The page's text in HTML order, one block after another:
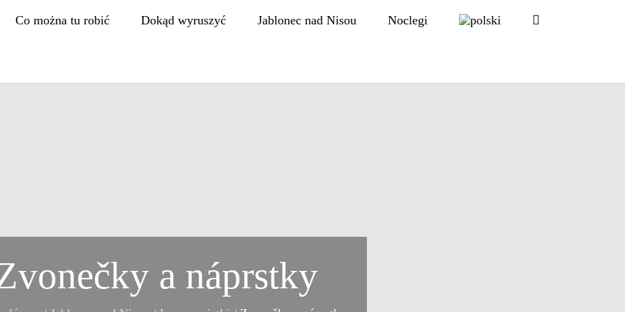
Co można tu robić Dokąd wyruszyć Jablonec nad Nisou Noclegi
a náprstky